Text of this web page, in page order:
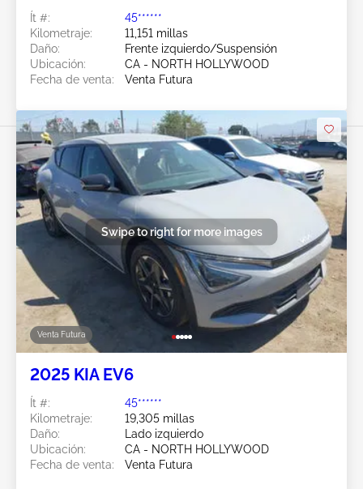
Ít #:
45******
Kilometraje:
11,151 millas
Daño:
Frente izquierdo/Suspensión
Ubicación:
CA - NORTH HOLLYWOOD
Fecha de venta:
Venta Futura
Venta Futura
Swipe to right for more images
2025 KIA EV6
Ít #:
45******
Kilometraje:
19,305 millas
Daño:
Lado izquierdo
Ubicación:
CA - NORTH HOLLYWOOD
Fecha de venta:
Venta Futura